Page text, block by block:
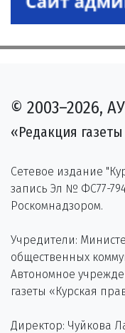
© 2003–2026,
«Редакция
Сетевое издание
запись Эл № ФС77-
Роскомнадзором.
Учредители:
общественных
Автономное
газеты «Курская
Директор: Чуйкова